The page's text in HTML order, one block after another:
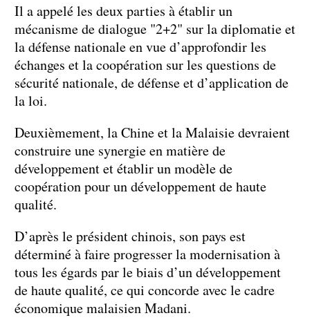
Il a appelé les deux parties à établir un
mécanisme de dialogue "2+2" sur la diplomatie et
la défense nationale en vue d’approfondir les
échanges et la coopération sur les questions de
sécurité nationale, de défense et d’application de
la loi.
Deuxièmement, la Chine et la Malaisie devraient
construire une synergie en matière de
développement et établir un modèle de
coopération pour un développement de haute
qualité.
D’après le président chinois, son pays est
déterminé à faire progresser la modernisation à
tous les égards par le biais d’un développement
de haute qualité, ce qui concorde avec le cadre
économique malaisien Madani.